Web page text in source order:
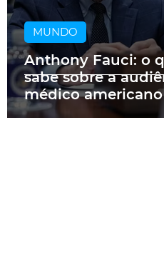
Anthony Fauci: o
sabe sobre a
médico americano
a pandemia e as
MUNDO